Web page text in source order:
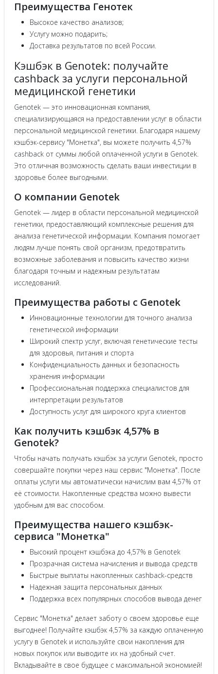
Преимущества Генотек
Высокое качество анализов;
Услугу можно подарить;
Доставка результатов по всей России.
Кэшбэк в Genotek: получайте
cashback за услуги персональной
медицинской генетики
Genotek — это инновационная компания,
специализирующаяся на предоставлении услуг в области
персональной медицинской генетики. Благодаря нашему
кэшбэк-сервису "Монетка", вы можете получить 4,57%
cashback от суммы любой оплаченной услуги в Genotek.
Это отличная возможность сделать ваши инвестиции в
здоровье более выгодными.
О компании Genotek
Genotek — лидер в области персональной медицинской
генетики, предоставляющий комплексные решения для
анализа генетической информации. Компания помогает
людям лучше понять свой организм, предотвратить
возможные заболевания и повысить качество жизни
благодаря точным и надежным результатам
исследований.
Преимущества работы с Genotek
Инновационные технологии для точного анализа
генетической информации
Широкий спектр услуг, включая генетические тесты
для здоровья, питания и спорта
Конфиденциальность данных и безопасность
хранения информации
Профессиональная поддержка специалистов для
интерпретации результатов
Доступность услуг для широкого круга клиентов
Как получить кэшбэк 4,57% в
Genotek?
Чтобы начать получать кэшбэк за услуги Genotek, просто
совершайте покупки через наш сервис "Монетка". После
оплаты услуги мы автоматически начислим вам 4,57% от
её стоимости. Накопленные средства можно вывести
удобным для вас способом.
Преимущества нашего кэшбэк-
сервиса "Монетка"
Высокий процент кэшбэка до 4,57% в Genotek
Прозрачная система начисления и вывода средств
Быстрые выплаты накопленных cashback-средств
Надежная защита персональных данных
Поддержка всех популярных способов вывода денег
Сервис "Монетка" делает заботу о своем здоровье еще
выгоднее! Получайте кэшбэк 4,57% за каждую оплаченную
услугу в Genotek и используйте свои накопления для
новых покупок или выводите их на удобный счет.
Вкладывайте в свое будущее с максимальной экономией!